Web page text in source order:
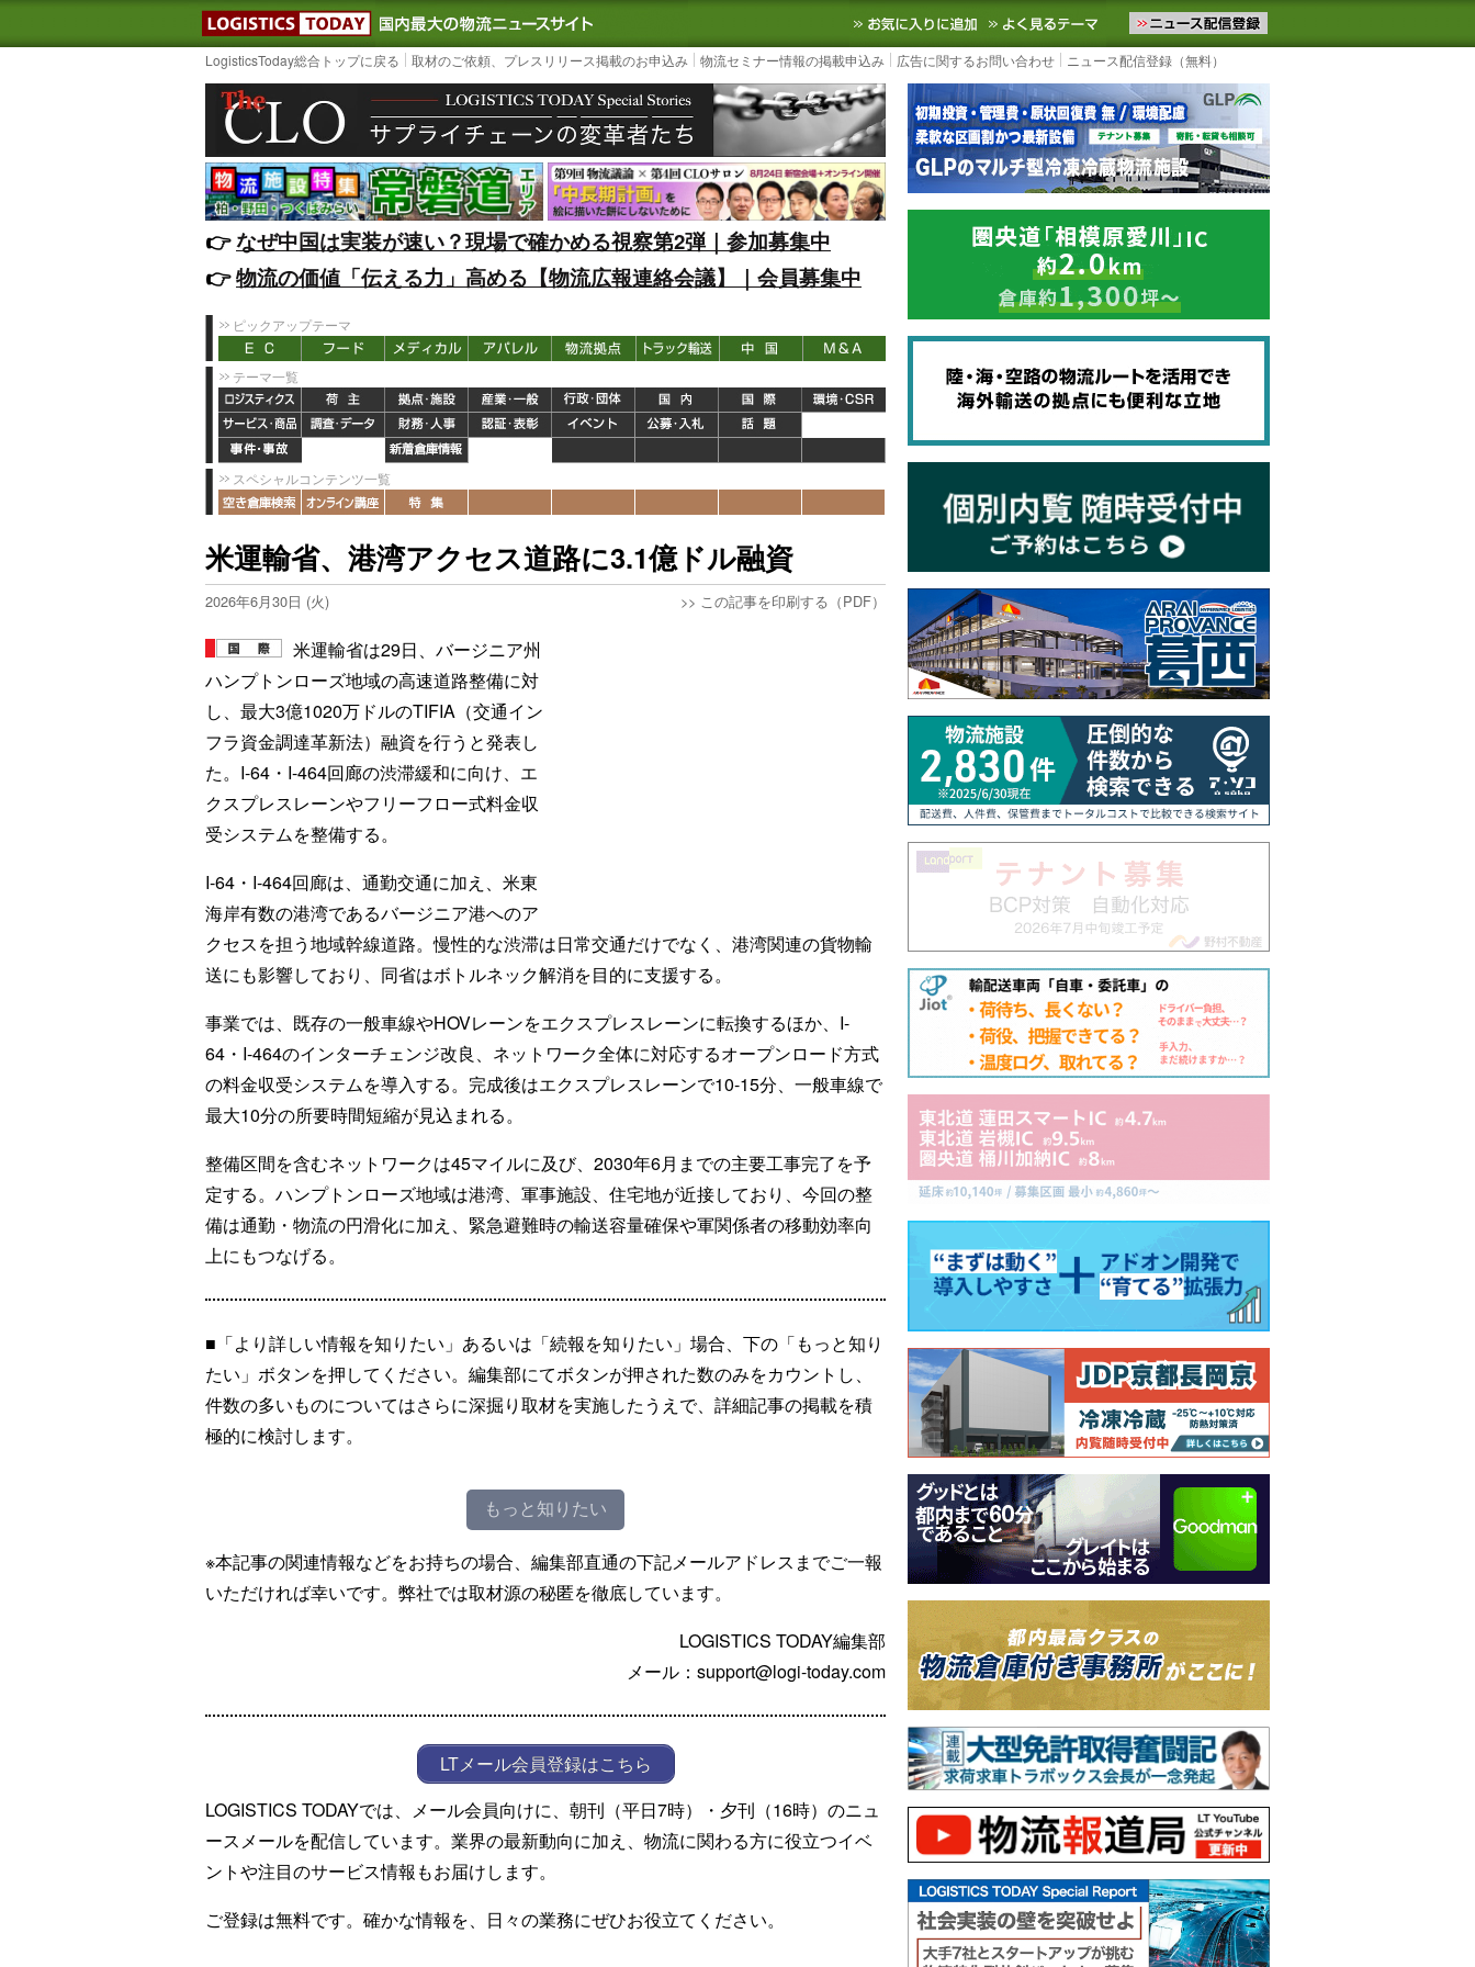
LOGISTICS TODAY｜国内最大の物流ニュースサイト3PL, SCMなど国内外の最新の物流ニュースをお届けします。物流ニュースメール配信を登録す
お気に入りに追加 よく見るテーマ
LogisticsToday総合トップに戻る 取材のご依頼、プレスリリース掲載のお申込み 物流セミナー情報の掲載申込み 広告に関するお問い合わせ ニュース配信登録（無料）
👉️なぜ中国は実装が速い？現場で確かめる視察第2弾｜参加募集中
👉️物流の価値「伝える力」高める【物流広報連絡会議】｜会員募集中
ピックアップテーマ
テーマ一覧
スペシャルコンテンツ一覧
米運輸省、港湾アクセス道路に3.1億ドル融資
2026年6月30日 (火) >> この記事を印刷する（PDF）
米運輸省は29日、バージニア州
ハンプトンローズ地域の高速道路整備に対
し、最大3億1020万ドルのTIFIA（交通イン
フラ資金調達革新法）融資を行うと発表し
た。I-64・I-464回廊の渋滞緩和に向け、エ
クスプレスレーンやフリーフロー式料金収
受システムを整備する。
I-64・I-464回廊は、通勤交通に加え、米東
海岸有数の港湾であるバージニア港へのア
クセスを担う地域幹線道路。慢性的な渋滞は日常交通だけでなく、港湾関連の貨物輸
送にも影響しており、同省はボトルネック解消を目的に支援する。
事業では、既存の一般車線やHOVレーンをエクスプレスレーンに転換するほか、I-
64・I-464のインターチェンジ改良、ネットワーク全体に対応するオープンロード方式
の料金収受システムを導入する。完成後はエクスプレスレーンで10-15分、一般車線で
最大10分の所要時間短縮が見込まれる。
整備区間を含むネットワークは45マイルに及び、2030年6月までの主要工事完了を予
定する。ハンプトンローズ地域は港湾、軍事施設、住宅地が近接しており、今回の整
備は通勤・物流の円滑化に加え、緊急避難時の輸送容量確保や軍関係者の移動効率向
上にもつなげる。
■「より詳しい情報を知りたい」あるいは「続報を知りたい」場合、下の「もっと知り
たい」ボタンを押してください。編集部にてボタンが押された数のみをカウントし、
件数の多いものについてはさらに深掘り取材を実施したうえで、詳細記事の掲載を積
極的に検討します。
もっと知りたい
※本記事の関連情報などをお持ちの場合、編集部直通の下記メールアドレスまでご一報
いただければ幸いです。弊社では取材源の秘匿を徹底しています。
LOGISTICS TODAY編集部
メール：support@logi-today.com
LTメール会員登録はこちら
LOGISTICS TODAYでは、メール会員向けに、朝刊（平日7時）・夕刊（16時）のニュ
ースメールを配信しています。業界の最新動向に加え、物流に関わる方に役立つイベ
ントや注目のサービス情報もお届けします。
ご登録は無料です。確かな情報を、日々の業務にぜひお役立てください。